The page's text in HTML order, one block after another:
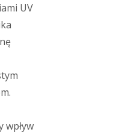
UV
wpływ